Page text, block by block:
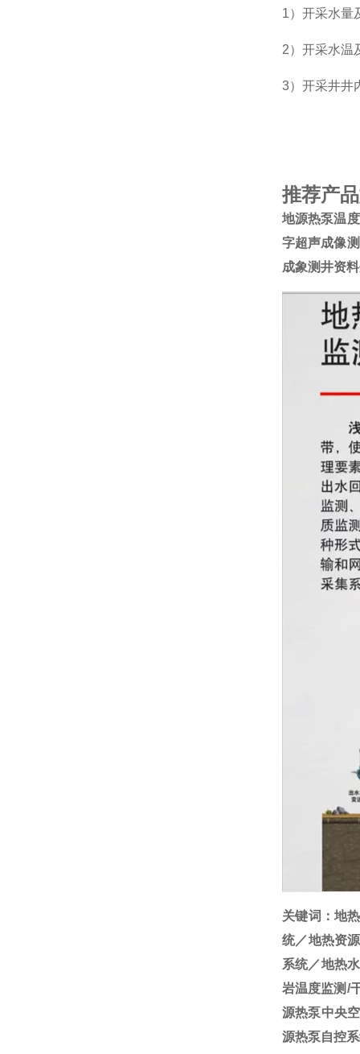
1）开采水量
2）开采水温
3）开采井井
推荐产
地源热泵温
字超声成像
成象测井资
关键词：地
统／地热资
系统／地热
岩温度监测/
源热泵中央
源热泵自控